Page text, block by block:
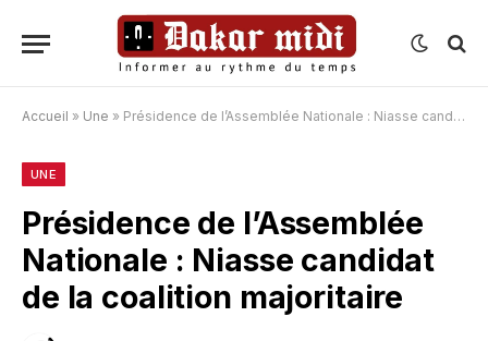
Accueil » Une » Présidence de l’Assemblée Nationale : Niasse candidat de la coalition majoritaire
UNE
Présidence de l’Assemblée
Nationale : Niasse candidat
de la coalition majoritaire